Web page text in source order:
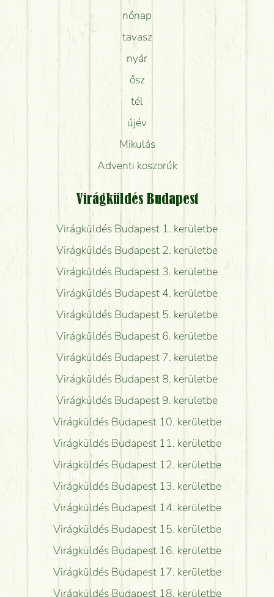
nőnap
tavasz
nyár
ősz
tél
újév
Mikulás
Adventi koszorúk
Virágküldés Budapest
Virágküldés Budapest 1. kerületbe
Virágküldés Budapest 2. kerületbe
Virágküldés Budapest 3. kerületbe
Virágküldés Budapest 4. kerületbe
Virágküldés Budapest 5. kerületbe
Virágküldés Budapest 6. kerületbe
Virágküldés Budapest 7. kerületbe
Virágküldés Budapest 8. kerületbe
Virágküldés Budapest 9. kerületbe
Virágküldés Budapest 10. kerületbe
Virágküldés Budapest 11. kerületbe
Virágküldés Budapest 12. kerületbe
Virágküldés Budapest 13. kerületbe
Virágküldés Budapest 14. kerületbe
Virágküldés Budapest 15. kerületbe
Virágküldés Budapest 16. kerületbe
Virágküldés Budapest 17. kerületbe
Virágküldés Budapest 18. kerületbe